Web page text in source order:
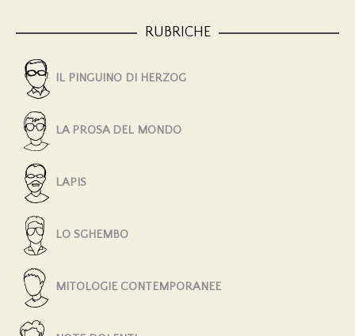
RUBRICHE
IL PINGUINO DI HERZOG
LA PROSA DEL MONDO
LAPIS
LO SGHEMBO
MITOLOGIE CONTEMPORANEE